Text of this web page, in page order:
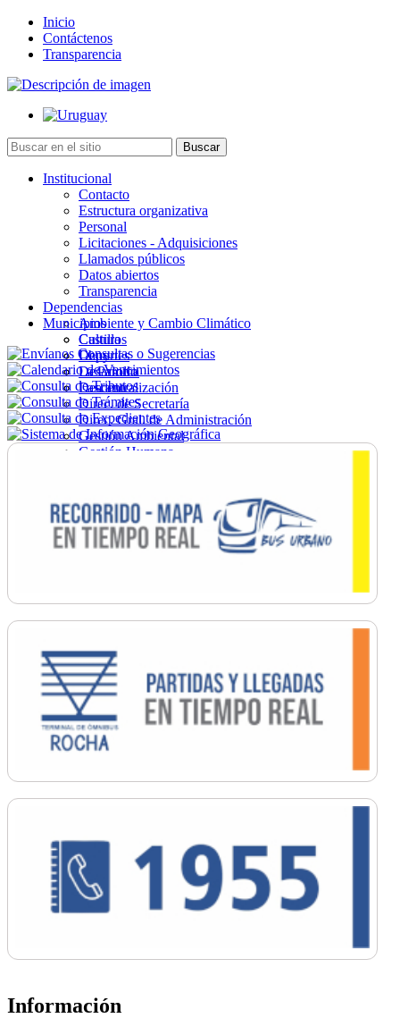
Inicio
Contáctenos
Transparencia
Institucional
Contacto
Estructura organizativa
Personal
Licitaciones - Adquisiciones
Llamados públicos
Datos abiertos
Transparencia
Dependencias
Ambiente y Cambio Climático
Cultura
Deportes
Desarrollo
Descentralización
Direc. de Secretaría
Direc. Gral. de Administración
Gestión Ambiental
Gestión Humana
Ordenamiento
Promoción Social
Salud
Secretaría General
Municipios
Castillos
Chuy
La Paloma
Lascano
Información